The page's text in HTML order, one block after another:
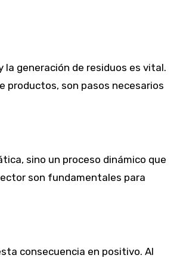
la generación de residuos es vital.
productos, son pasos necesarios
sino un proceso dinámico que
son fundamentales para
consecuencia en positivo. Al